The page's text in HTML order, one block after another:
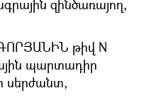
զինծառայող,
թիվ N
պարտադիր
սերժանտ,